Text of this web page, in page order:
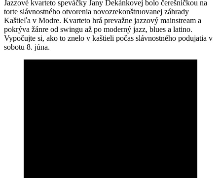
Jazzové kvarteto speváčky Jany Dekánkovej bolo čerešničkou na
torte slávnostného otvorenia novozrekonštruovanej záhrady
Kaštieľa v Modre. Kvarteto hrá prevažne jazzový mainstream a
pokrýva žánre od swingu až po moderný jazz, blues a latino.
Vypočujte si, ako to znelo v kaštieli počas slávnostného podujatia v
sobotu 8. júna.